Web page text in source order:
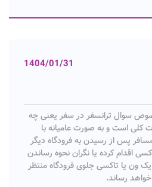
1404/01/31
سوال ترانسفر در سفر یعنی چه
کلی است و به صورت عامیانه با
پس از رسیدن به فرودگاه دیگر
اقدام کرده یا نگران نحوه رساندن
ون یا تاکسی جلوی فرودگاه منتظر
رساند.